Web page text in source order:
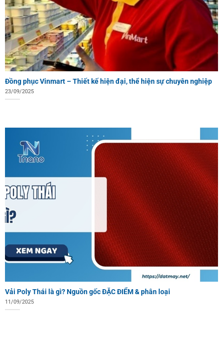
Đồng phục Vinmart – Thiết kế hiện đại, thể hiện sự chuyên nghiệp
23/09/2025
Vải Poly Thái là gì? Nguồn gốc ĐẶC ĐIỂM & phân loại
11/09/2025